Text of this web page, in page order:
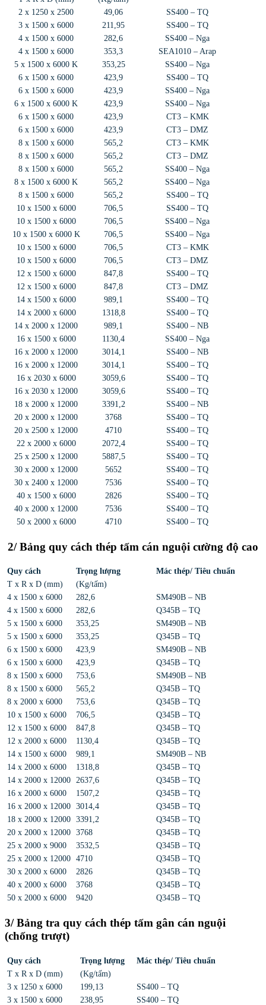
2 x 1250 x 2500
49,06
SS400 – TQ
3 x 1500 x 6000
211,95
SS400 – TQ
4 x 1500 x 6000
282,6
SS400 – Nga
4 x 1500 x 6000
353,3
SEA1010 – Arap
5 x 1500 x 6000 K
353,25
SS400 – Nga
6 x 1500 x 6000
423,9
SS400 – TQ
6 x 1500 x 6000
423,9
SS400 – Nga
6 x 1500 x 6000 K
423,9
SS400 – Nga
6 x 1500 x 6000
423,9
CT3 – KMK
6 x 1500 x 6000
423,9
CT3 – DMZ
8 x 1500 x 6000
565,2
CT3 – KMK
8 x 1500 x 6000
565,2
CT3 – DMZ
8 x 1500 x 6000
565,2
SS400 – Nga
8 x 1500 x 6000 K
565,2
SS400 – Nga
8 x 1500 x 6000
565,2
SS400 – TQ
10 x 1500 x 6000
706,5
SS400 – TQ
10 x 1500 x 6000
706,5
SS400 – Nga
10 x 1500 x 6000 K
706,5
SS400 – Nga
10 x 1500 x 6000
706,5
CT3 – KMK
10 x 1500 x 6000
706,5
CT3 – DMZ
12 x 1500 x 6000
847,8
SS400 – TQ
12 x 1500 x 6000
847,8
CT3 – DMZ
14 x 1500 x 6000
989,1
SS400 – TQ
14 x 2000 x 6000
1318,8
SS400 – TQ
14 x 2000 x 12000
989,1
SS400 – NB
16 x 1500 x 6000
1130,4
SS400 – Nga
16 x 2000 x 12000
3014,1
SS400 – NB
16 x 2000 x 12000
3014,1
SS400 – TQ
16 x 2030 x 6000
3059,6
SS400 – TQ
16 x 2030 x 12000
3059,6
SS400 – TQ
18 x 2000 x 12000
3391,2
SS400 – NB
20 x 2000 x 12000
3768
SS400 – TQ
20 x 2500 x 12000
4710
SS400 – TQ
22 x 2000 x 6000
2072,4
SS400 – TQ
25 x 2500 x 12000
5887,5
SS400 – TQ
30 x 2000 x 12000
5652
SS400 – TQ
30 x 2400 x 12000
7536
SS400 – TQ
40 x 1500 x 6000
2826
SS400 – TQ
40 x 2000 x 12000
7536
SS400 – TQ
50 x 2000 x 6000
4710 SS400 – TQ
2/ Bảng quy cách thép tấm cán nguội cường độ cao
Quy cách Trọng lượng
Mác thép/ Tiêu chuẩn
T x R x D (mm)
(Kg/tấm)
4 x 1500 x 6000
282,6
SM490B – NB
4 x 1500 x 6000
282,6
Q345B – TQ
5 x 1500 x 6000
353,25
SM490B – NB
5 x 1500 x 6000
353,25
Q345B – TQ
6 x 1500 x 6000
423,9
SM490B – NB
6 x 1500 x 6000
423,9
Q345B – TQ
8 x 1500 x 6000
753,6
SM490B – NB
8 x 1500 x 6000
565,2
Q345B – TQ
8 x 2000 x 6000
753,6
Q345B – TQ
10 x 1500 x 6000
706,5
Q345B – TQ
12 x 1500 x 6000
847,8
Q345B – TQ
12 x 2000 x 6000
1130,4
Q345B – TQ
14 x 1500 x 6000
989,1
SM490B – NB
14 x 2000 x 6000
1318,8
Q345B – TQ
14 x 2000 x 12000 2637,6
Q345B – TQ
16 x 2000 x 6000
1507,2
Q345B – TQ
16 x 2000 x 12000 3014,4
Q345B – TQ
18 x 2000 x 12000 3391,2
Q345B – TQ
20 x 2000 x 12000 3768
Q345B – TQ
25 x 2000 x 9000
3532,5
Q345B – TQ
25 x 2000 x 12000 4710
Q345B – TQ
30 x 2000 x 6000
2826
Q345B – TQ
40 x 2000 x 6000
3768
Q345B – TQ
50 x 2000 x 6000
9420 Q345B – TQ
3/ Bảng tra quy cách thép tấm gân cán nguội
(chống trượt)
Quy cách Trọng lượng
Mác thép/ Tiêu chuẩn
T x R x D (mm)
(Kg/tấm)
3 x 1250 x 6000
199,13
SS400 – TQ
3 x 1500 x 6000
238,95
SS400 – TQ